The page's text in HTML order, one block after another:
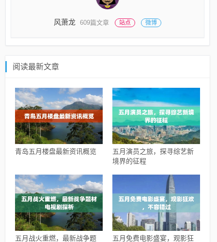
风萧龙 609篇文章 站点 微博
阅读最新文章
青岛五月楼盘最新资讯概览
五月演员之旅，探寻综艺新
境界的征程
五月战火重燃，最新战争题
五月免费电影盛宴，观影狂